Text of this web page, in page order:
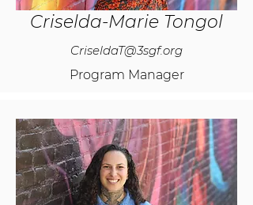
Criselda-Marie Tongol
CriseldaT@3sgf.org
Program Manager